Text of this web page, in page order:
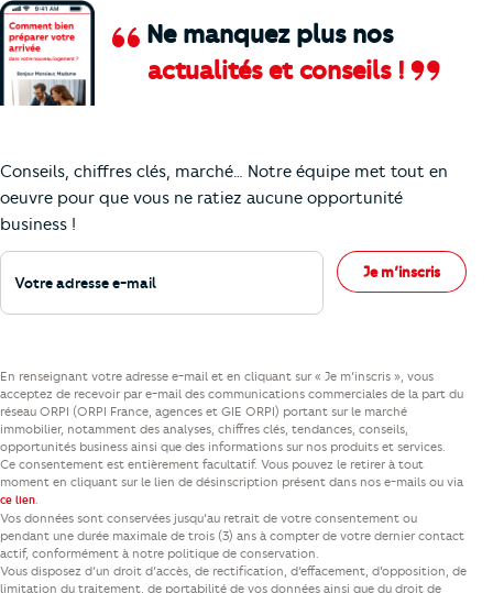
Ne manquez plus nos
actualités et conseils !
Conseils, chiffres clés, marché… Notre équipe met tout en
oeuvre pour que vous ne ratiez aucune opportunité
business !
Votre adresse e-mail
Je m’inscris
En renseignant votre adresse e-mail et en cliquant sur « Je m’inscris », vous
acceptez de recevoir par e-mail des communications commerciales de la part du
réseau ORPI (ORPI France, agences et GIE ORPI) portant sur le marché
immobilier, notamment des analyses, chiffres clés, tendances, conseils,
opportunités business ainsi que des informations sur nos produits et services.
Ce consentement est entièrement facultatif. Vous pouvez le retirer à tout
moment en cliquant sur le lien de désinscription présent dans nos e-mails ou via
ce lien.
Vos données sont conservées jusqu’au retrait de votre consentement ou
pendant une durée maximale de trois (3) ans à compter de votre dernier contact
actif, conformément à notre politique de conservation.
Vous disposez d’un droit d’accès, de rectification, d’effacement, d’opposition, de
limitation du traitement, de portabilité de vos données ainsi que du droit de